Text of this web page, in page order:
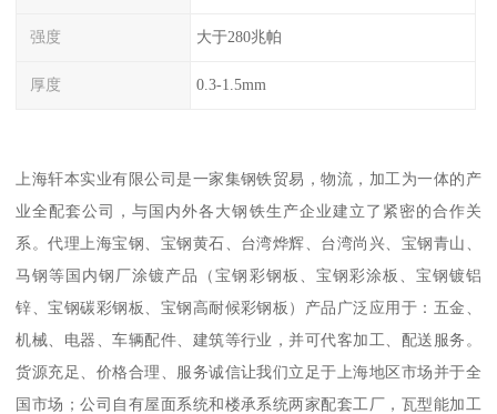
强度 大于280兆帕
厚度 0.3-1.5mm
上海轩本实业有限公司是一家集钢铁贸易，物流，加工为一体的产
业全配套公司，与国内外各大钢铁生产企业建立了紧密的合作关
系。代理上海宝钢、宝钢黄石、台湾烨辉、台湾尚兴、宝钢青山、
马钢等国内钢厂涂镀产品（宝钢彩钢板、宝钢彩涂板、宝钢镀铝
锌、宝钢碳彩钢板、宝钢高耐候彩钢板）产品广泛应用于：五金、
机械、电器、车辆配件、建筑等行业，并可代客加工、配送服务。
货源充足、价格合理、服务诚信让我们立足于上海地区市场并于全
国市场；公司自有屋面系统和楼承系统两家配套工厂，瓦型能加工